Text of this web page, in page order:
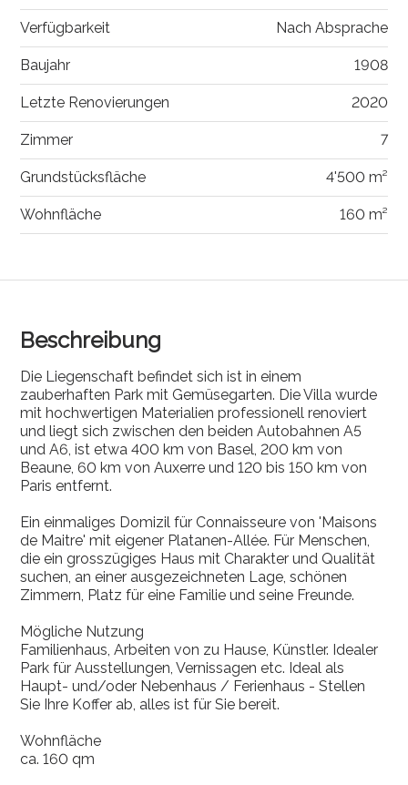
Beschreibung
Die Liegenschaft befindet sich ist in einem
zauberhaften Park mit Gemüsegarten. Die Villa wurde
mit hochwertigen Materialien professionell renoviert
und liegt sich zwischen den beiden Autobahnen A5
und A6, ist etwa 400 km von Basel, 200 km von
Beaune, 60 km von Auxerre und 120 bis 150 km von
Paris entfernt.
Ein einmaliges Domizil für Connaisseure von 'Maisons
de Maitre' mit eigener Platanen-Allée. Für Menschen,
die ein grosszügiges Haus mit Charakter und Qualität
suchen, an einer ausgezeichneten Lage, schönen
Zimmern, Platz für eine Familie und seine Freunde.
Mögliche Nutzung
Familienhaus, Arbeiten von zu Hause, Künstler. Idealer
Park für Ausstellungen, Vernissagen etc. Ideal als
Haupt- und/oder Nebenhaus / Ferienhaus - Stellen
Sie Ihre Koffer ab, alles ist für Sie bereit.
Wohnfläche
ca. 160 qm
Verfügbarkeit Nach Absprache
Baujahr 1908
Letzte Renovierungen 2020
Zimmer 7
Grundstücksfläche 4'500 m²
Wohnfläche 160 m²